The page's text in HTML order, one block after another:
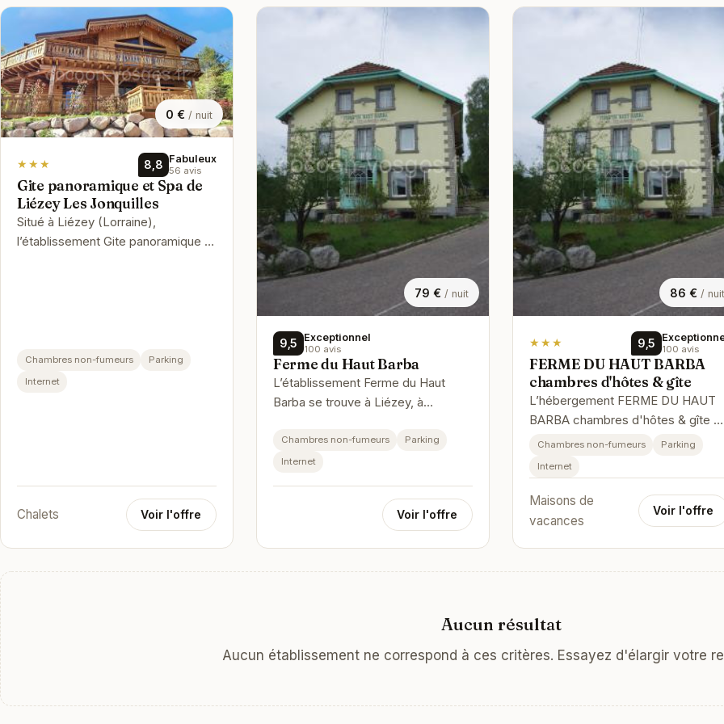
0 € / nuit
★★★ 8,8 Fabuleux
56 avis
Gite panoramique et Spa de
Liézey Les Jonquilles
Situé à Liézey (Lorraine),
l’établissement Gite panoramique et
Chambres non-fumeurs
Parking
Internet
Chalets Voir l'offre
79 € / nuit
9,5 Exceptionnel
100 avis
Ferme du Haut Barba
L’établissement Ferme du Haut
Barba se trouve à Liézey, à
ces lieux d’intérêt : Lac de
Gérardmer e…
Chambres non-fumeurs
Parking
Internet
Voir l'offre
86 € /
★★★ 9,5 100 avis
FERME DU HAUT BARBA
chambres d'hôtes & gîte
L’hébergement FERME DU HAUT
BARBA chambres d'hôtes & gîte
situe à Liézey, à 9 km de ce lieu
Chambres non-fumeurs
Parking
Internet
Maisons de
vacances
Voir l'offre
Aucun résultat
Aucun établissement ne correspond à ces critères. Essayez d'élargir votre